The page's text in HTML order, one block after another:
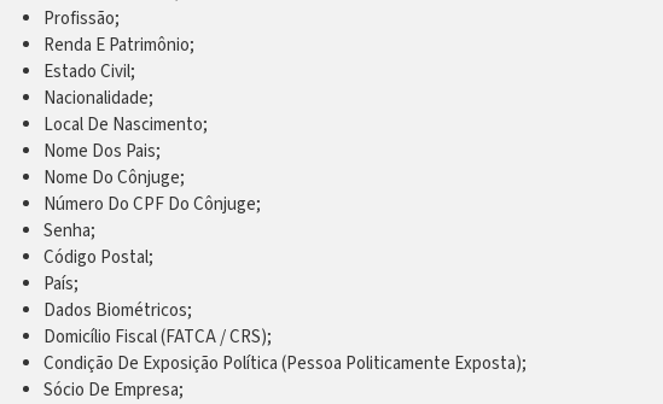
Profissão;
Renda E Patrimônio;
Estado Civil;
Nacionalidade;
Local De Nascimento;
Nome Dos Pais;
Nome Do Cônjuge;
Número Do CPF Do Cônjuge;
Senha;
Código Postal;
País;
Dados Biométricos;
Domicílio Fiscal (FATCA / CRS);
Condição De Exposição Política (Pessoa Politicamente Exposta);
Sócio De Empresa;